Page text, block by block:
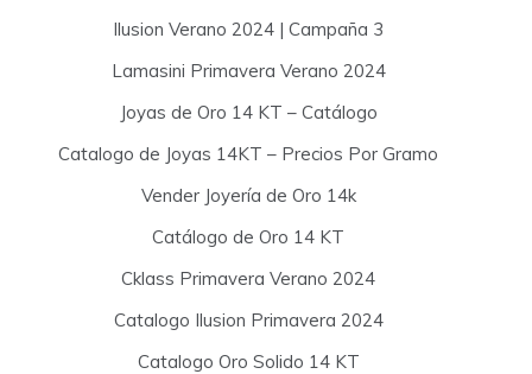
Ilusion Verano 2024 | Campaña 3
Lamasini Primavera Verano 2024
Joyas de Oro 14 KT – Catálogo
Catalogo de Joyas 14KT – Precios Por Gramo
Vender Joyería de Oro 14k
Catálogo de Oro 14 KT
Cklass Primavera Verano 2024
Catalogo Ilusion Primavera 2024
Catalogo Oro Solido 14 KT